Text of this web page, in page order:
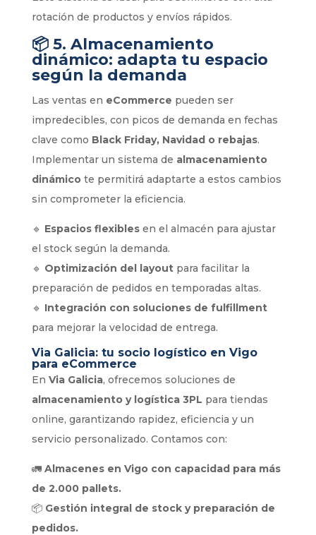
rotación de productos y envíos rápidos.
📦 5. Almacenamiento
dinámico: adapta tu espacio
según la demanda
Las ventas en eCommerce pueden ser
impredecibles, con picos de demanda en fechas
clave como Black Friday, Navidad o rebajas.
Implementar un sistema de almacenamiento
dinámicote permitirá adaptarte a estos cambios
sin comprometer la eficiencia.
🔹 Espacios flexiblesen el almacén para ajustar
el stock según la demanda.
🔹 Optimización del layoutpara facilitar la
preparación de pedidos en temporadas altas.
🔹 Integración con soluciones de fulfillment
para mejorar la velocidad de entrega.
Via Galicia: tu socio logístico en Vigo
para eCommerce
En Via Galicia, ofrecemos soluciones de
almacenamiento y logística 3PL para tiendas
online, garantizando rapidez, eficiencia y un
servicio personalizado. Contamos con:
🚛 Almacenes en Vigo con capacidad para más
de 2.000 pallets.
📦 Gestión integral de stock y preparación de
pedidos.